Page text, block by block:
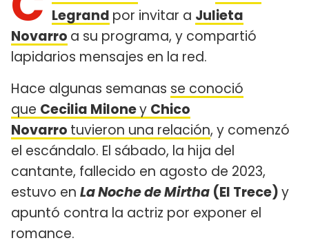
Legrand por invitar a Julieta
Novarro a su programa, y compartió
lapidarios mensajes en la red.
Hace algunas semanas se conoció
que Cecilia Miloney Chico
Novarro tuvieron una relación, y comenzó
el escándalo. El sábado, la hija del
cantante, fallecido en agosto de 2023,
estuvo en La Noche de Mirtha (El Trece)y
apuntó contra la actriz por exponer el
romance.